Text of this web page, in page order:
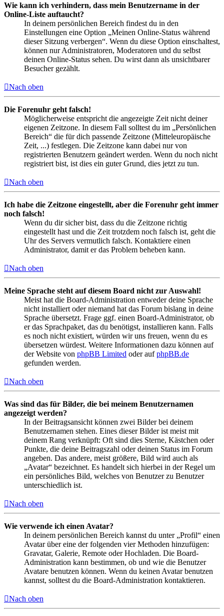
Wie kann ich verhindern, dass mein Benutzername in der
Online-Liste auftaucht?
In deinem persönlichen Bereich findest du in den
Einstellungen eine Option „Meinen Online-Status während
dieser Sitzung verbergen“. Wenn du diese Option einschaltest,
können nur Administratoren, Moderatoren und du selbst
deinen Online-Status sehen. Du wirst dann als unsichtbarer
Besucher gezählt.
Nach oben
Die Forenuhr geht falsch!
Möglicherweise entspricht die angezeigte Zeit nicht deiner
eigenen Zeitzone. In diesem Fall solltest du im „Persönlichen
Bereich“ die für dich passende Zeitzone (Mitteleuropäische
Zeit, ...) festlegen. Die Zeitzone kann dabei nur von
registrierten Benutzern geändert werden. Wenn du noch nicht
registriert bist, ist dies ein guter Grund, dies jetzt zu tun.
Nach oben
Ich habe die Zeitzone eingestellt, aber die Forenuhr geht immer
noch falsch!
Wenn du dir sicher bist, dass du die Zeitzone richtig
eingestellt hast und die Zeit trotzdem noch falsch ist, geht die
Uhr des Servers vermutlich falsch. Kontaktiere einen
Administrator, damit er das Problem beheben kann.
Nach oben
Meine Sprache steht auf diesem Board nicht zur Auswahl!
Meist hat die Board-Administration entweder deine Sprache
nicht installiert oder niemand hat das Forum bislang in deine
Sprache übersetzt. Frage ggf. einen Board-Administrator, ob
er das Sprachpaket, das du benötigst, installieren kann. Falls
es noch nicht existiert, würden wir uns freuen, wenn du es
übersetzen würdest. Weitere Informationen dazu können auf
der Website von phpBB Limited oder aufphpBB.de
gefunden werden.
Nach oben
Was sind das für Bilder, die bei meinem Benutzernamen
angezeigt werden?
In der Beitragsansicht können zwei Bilder bei deinem
Benutzernamen stehen. Eines dieser Bilder ist meist mit
deinem Rang verknüpft: Oft sind dies Sterne, Kästchen oder
Punkte, die deine Beitragszahl oder deinen Status im Forum
angeben. Das andere, meist größere, Bild wird auch als
„Avatar“ bezeichnet. Es handelt sich hierbei in der Regel um
ein persönliches Bild, welches von Benutzer zu Benutzer
unterschiedlich ist.
Nach oben
Wie verwende ich einen Avatar?
In deinem persönlichen Bereich kannst du unter „Profil“ einen
Avatar über eine der folgenden vier Methoden hinzufügen:
Gravatar, Galerie, Remote oder Hochladen. Die Board-
Administration kann bestimmen, ob und wie die Benutzer
Avatare benutzen können. Wenn du keinen Avatar benutzen
kannst, solltest du die Board-Administration kontaktieren.
Nach oben